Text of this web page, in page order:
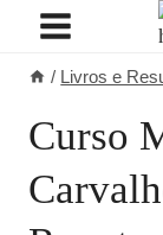
Pular
/ Livros e
Curso